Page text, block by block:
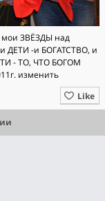
ЗВЁЗДЫ над
ДЕТИ -и БОГАТСТВО, и
- ТО, ЧТО БОГОМ
изменить
Like